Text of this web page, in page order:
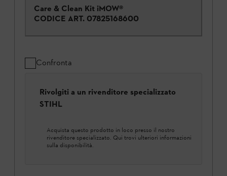
Care & Clean Kit iMOW®
CODICE ART. 07825168600
Confronta
Rivolgiti a un rivenditore specializzato
STIHL
Acquista questo prodotto in loco presso il nostro
rivenditore specializzato. Qui trovi ulteriori informazioni
sulla disponibilità.